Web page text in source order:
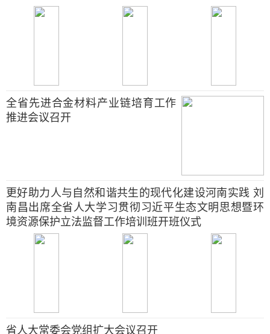
全省先进合金材料产业链培育工作
推进会议召开
更好助力人与自然和谐共生的现代化建设河南实践 刘
南昌出席全省人大学习贯彻习近平生态文明思想暨环
境资源保护立法监督工作培训班开班仪式
省人大常委会党组扩大会议召开